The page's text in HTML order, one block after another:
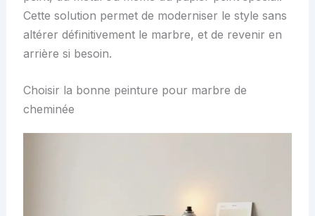
Cette solution permet de moderniser le style sans
altérer définitivement le marbre, et de revenir en
arrière si besoin.
Choisir la bonne peinture pour marbre de
cheminée